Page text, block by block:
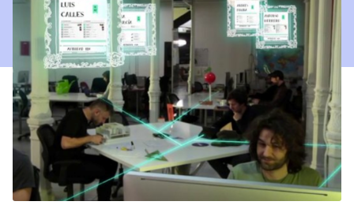
Suscribirme
y el entorno.